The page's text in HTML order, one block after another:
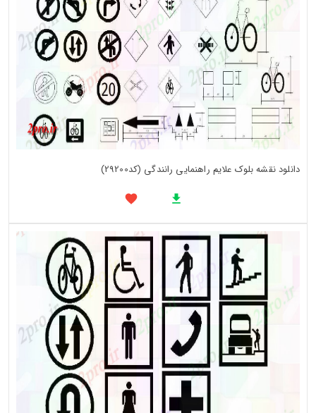
دانلود نقشه بلوک علایم راهنمایی رانندگی (کد29200)